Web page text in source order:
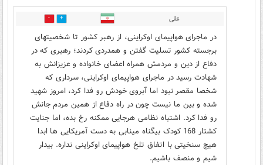
علی 13
در ماجرای هواپیمای اوکراینی، از رهبر کشور تا شخصیتهای
برجسته کشور تسلیت گفتن و همدردی کردند؛ رهبری که در
دفاع از دین و مردمش همراه اعضای خانواده و عزیزانش به
شهادت رسید در ماجرای هواپیمای اوکراینی، سرداری که
شخصا مقصر نبود اما آبروی خودش رو فدا کرد، امروز شهید
شده و بین ما نیست چون در راه دفاع از همین مردم جانش
رو فدا کرد. اشتباه نظامی هرجایی ممکنه رخ بده، اما جنایت
کشتار 168 کودک بیگناه مینابی به دست آمریکایی ها ابدا
هیچ سنخیتی با اتفاق تلخ هواپیمای اوکراینی نداره. بیدار
شیم و منصف باشیم.